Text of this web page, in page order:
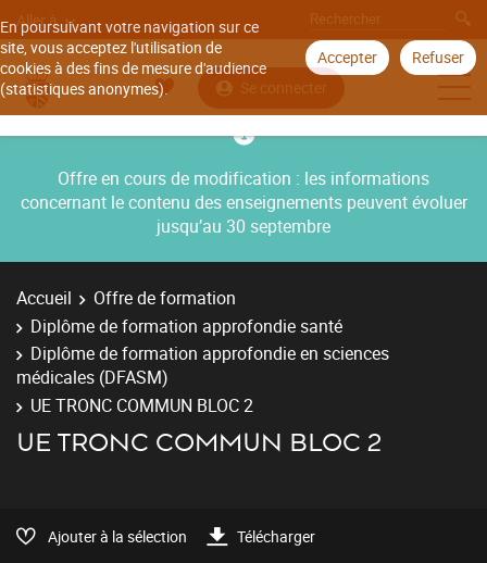
En poursuivant votre navigation sur ce
site, vous acceptez l'utilisation de
cookies à des fins de mesure d'audience
(statistiques anonymes).
Accepter Refuser
Aller à
Se connecter
Offre en cours de modification : les informations
concernant le contenu des enseignements peuvent évoluer
jusqu’au 30 septembre
Accueil
Offre de formation
Diplôme de formation approfondie santé
Diplôme de formation approfondie en sciences
médicales (DFASM)
UE TRONC COMMUN BLOC 2
UE TRONC COMMUN BLOC 2
Ajouter à la sélection Télécharger